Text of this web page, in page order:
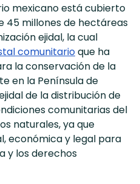
mexicano está cubierto
45 millones de hectáreas
ejidal, la cual
comunitarioque ha
la conservación de la
en la Península de
de la distribución de
comunitarias del
naturales, ya que
económica y legal para
y los derechos